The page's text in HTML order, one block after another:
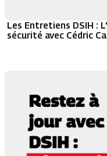
Les Entretiens DSIH :
sécurité avec Cédric